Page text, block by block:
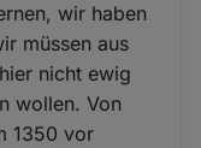
wir haben
müssen aus
nicht ewig
wollen. Von
1350 vor